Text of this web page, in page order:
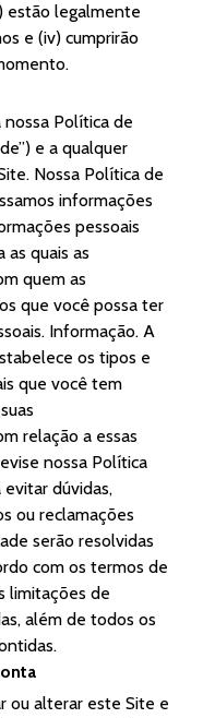
estão legalmente
e (iv) cumprirão
Política de
e a qualquer
Nossa Política de
informações
pessoais
as quais as
quem as
que você possa ter
Informação. A
os tipos e
que você tem
relação a essas
nossa Política
dúvidas,
ou reclamações
serão resolvidas
com os termos de
limitações de
além de todos os
ou alterar este Site e